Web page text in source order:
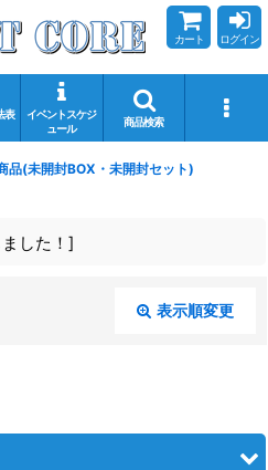
カート ログイン
表
イベントスケジ
ュール
商品検索
品(未開封BOX・未開封セット)
した！ ]
表示順変更